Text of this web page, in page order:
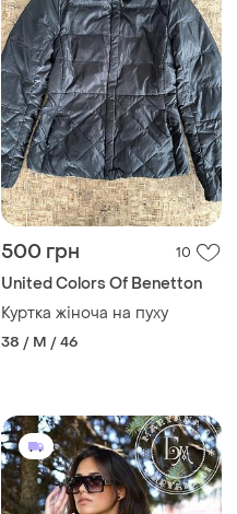
500 грн 10
United Colors Of Benetton
Куртка жіноча на пуху
38 / M / 46